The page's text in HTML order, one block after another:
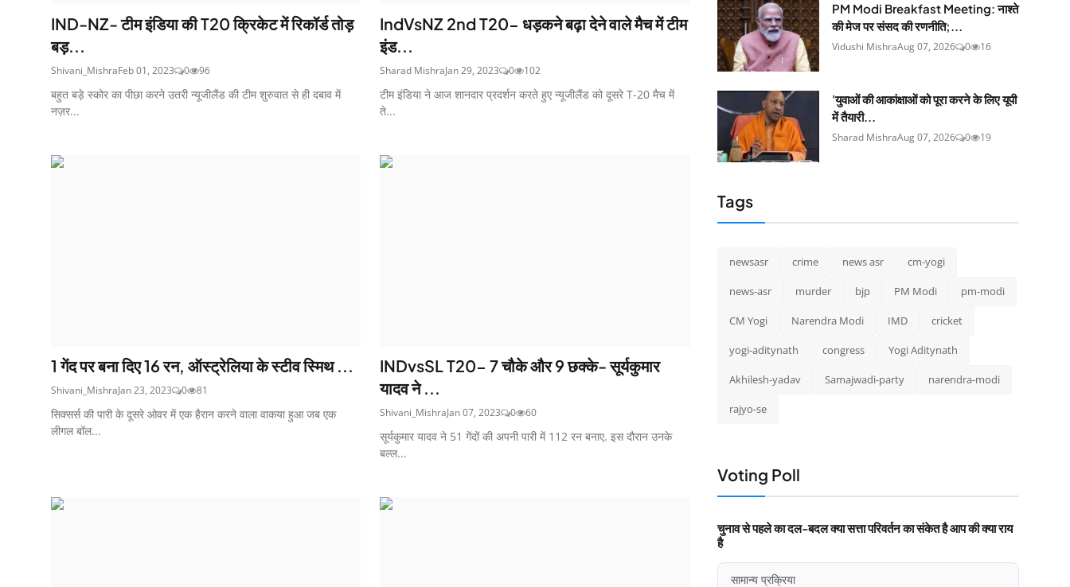
IND-NZ- टीम इंडिया की T20 क्रिकेट में रिकॉर्ड तोड़
बड़...
Shivani_MishraFeb 01, 2023 0 96
बहुत बड़े स्कोर का पीछा करने उतरी न्यूजीलैंड की टीम शुरुवात से ही दबाव में
नज़र...
IndVsNZ 2nd T20- धड़कने बढ़ा देने वाले मैच में टीम
इंड...
Sharad MishraJan 29, 2023 0 102
टीम इंडिया ने आज शानदार प्रदर्शन करते हुए न्यूजीलैंड को दूसरे T-20 मैच में
ते...
1 गेंद पर बना दिए 16 रन, ऑस्ट्रेलिया के स्टीव स्मिथ ...
Shivani_MishraJan 23, 2023 0 81
सिक्सर्स की पारी के दूसरे ओवर में एक हैरान करने वाला वाकया हुआ जब एक
लीगल बॉल...
INDvsSL T20- 7 चौके और 9 छक्के- सूर्यकुमार
यादव ने ...
Shivani_MishraJan 07, 2023 0 60
सूर्यकुमार यादव ने 51 गेंदों की अपनी पारी में 112 रन बनाए. इस दौरान उनके
बल्ल...
PM Modi Breakfast Meeting: नाश्ते
की मेज पर संसद की रणनीति;...
Vidushi MishraAug 07, 2026 0 16
'युवाओं की आकांक्षाओं को पूरा करने के लिए यूपी
में तैयारी...
Sharad MishraAug 07, 2026 0 19
Tags
newsasr crime news asr cm-yogi
news-asr murder bjp PM Modi pm-modi
CM Yogi Narendra Modi IMD cricket
yogi-aditynath congress Yogi Aditynath
Akhilesh-yadav Samajwadi-party narendra-modi
rajyo-se
Voting Poll
चुनाव से पहले का दल-बदल क्या सत्ता परिवर्तन का संकेत है आप की क्या राय
है
सामान्य प्रक्रिया